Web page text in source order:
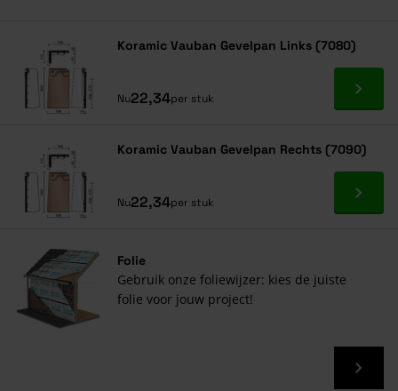
Koramic Vauban Gevelpan Links (7080)
Nu22,34per stuk Ga
Koramic Vauban Gevelpan Rechts (7090)
Nu22,34per stuk Ga
Folie
Gebruik onze foliewijzer: kies de juiste
folie voor jouw project!